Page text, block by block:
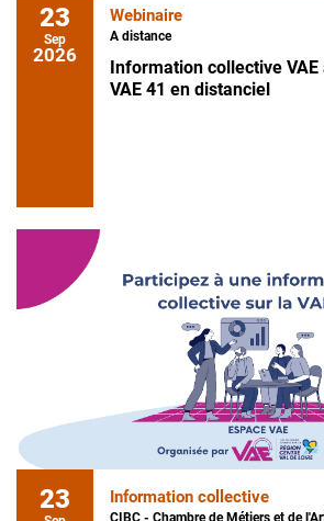
23
Sep
2026
Webinaire
A distance
Information collective VAE
VAE 41 en distanciel
23 Information collective